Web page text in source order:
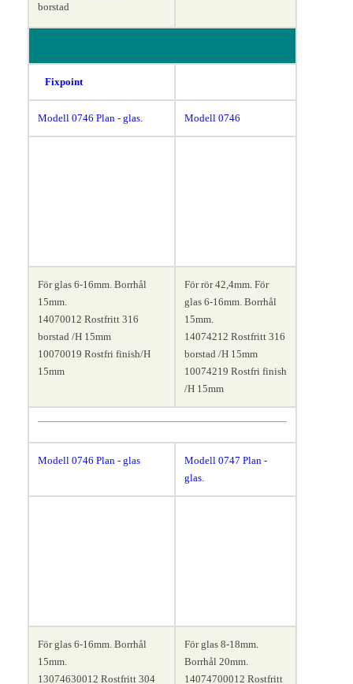
borstad
Fixpoint
Modell 0746 Plan - glas. Modell 0746
För glas 6-16mm. Borrhål
15mm.
14070012 Rostfritt 316
borstad /H 15mm
10070019 Rostfri finish/H
15mm
För rör 42,4mm. För
glas 6-16mm. Borrhål
15mm.
14074212 Rostfritt 316
borstad /H 15mm
10074219 Rostfri finish
/H 15mm
Modell 0746 Plan - glas Modell 0747 Plan -
glas.
För glas 6-16mm. Borrhål
15mm.
13074630012 Rostfritt 304
För glas 8-18mm.
Borrhål 20mm.
14074700012 Rostfritt